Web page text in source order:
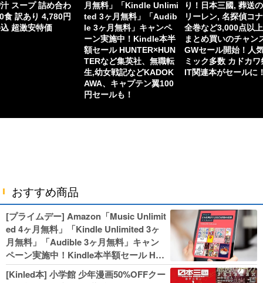
月無料」「Kindle Unlimi
ted 3ヶ月無料」「Audib
le 3ヶ月無料」キャンペ
ーン実施中！Kindle本半
額セール HUNTER×HUN
TERなど集英社、無職転
生,幼女戦記などKADOK
AWA、キャプテン翼100
円セールも！
り！日本三國, 葬送
リーレン, 名探偵コ
全巻など3,000点以
まとめ買いのチャン
GWセール開始！人
ミック多数 カドカワ
IT関連本がセールに
スープ 詰め合わ
食 訳あり 4,780円
超激安特価
おすすめ商品
[プライムデー] Amazon「Music Unlimit
ed 4ヶ月無料」「Kindle Unlimited 3ヶ
月無料」「Audible 3ヶ月無料」キャン
ペーン実施中！Kindle本半額セール HU
NTER×HUNTERなど集英社、無職転生,
[Kinled本] 小学館 少年漫画50%OFFクー